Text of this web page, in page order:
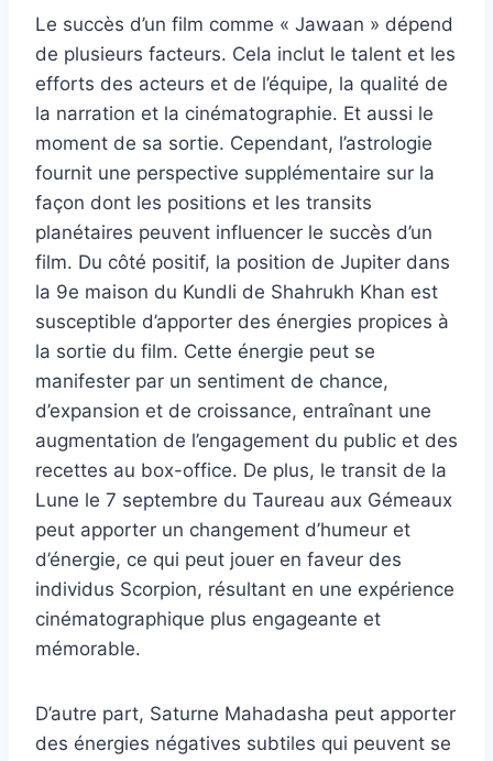
Le succès d’un film comme « Jawaan » dépend
de plusieurs facteurs. Cela inclut le talent et les
efforts des acteurs et de l’équipe, la qualité de
la narration et la cinématographie. Et aussi le
moment de sa sortie. Cependant, l’astrologie
fournit une perspective supplémentaire sur la
façon dont les positions et les transits
planétaires peuvent influencer le succès d’un
film. Du côté positif, la position de Jupiter dans
la 9e maison du Kundli de Shahrukh Khan est
susceptible d’apporter des énergies propices à
la sortie du film. Cette énergie peut se
manifester par un sentiment de chance,
d’expansion et de croissance, entraînant une
augmentation de l’engagement du public et des
recettes au box-office. De plus, le transit de la
Lune le 7 septembre du Taureau aux Gémeaux
peut apporter un changement d’humeur et
d’énergie, ce qui peut jouer en faveur des
individus Scorpion, résultant en une expérience
cinématographique plus engageante et
mémorable.
D’autre part, Saturne Mahadasha peut apporter
des énergies négatives subtiles qui peuvent se